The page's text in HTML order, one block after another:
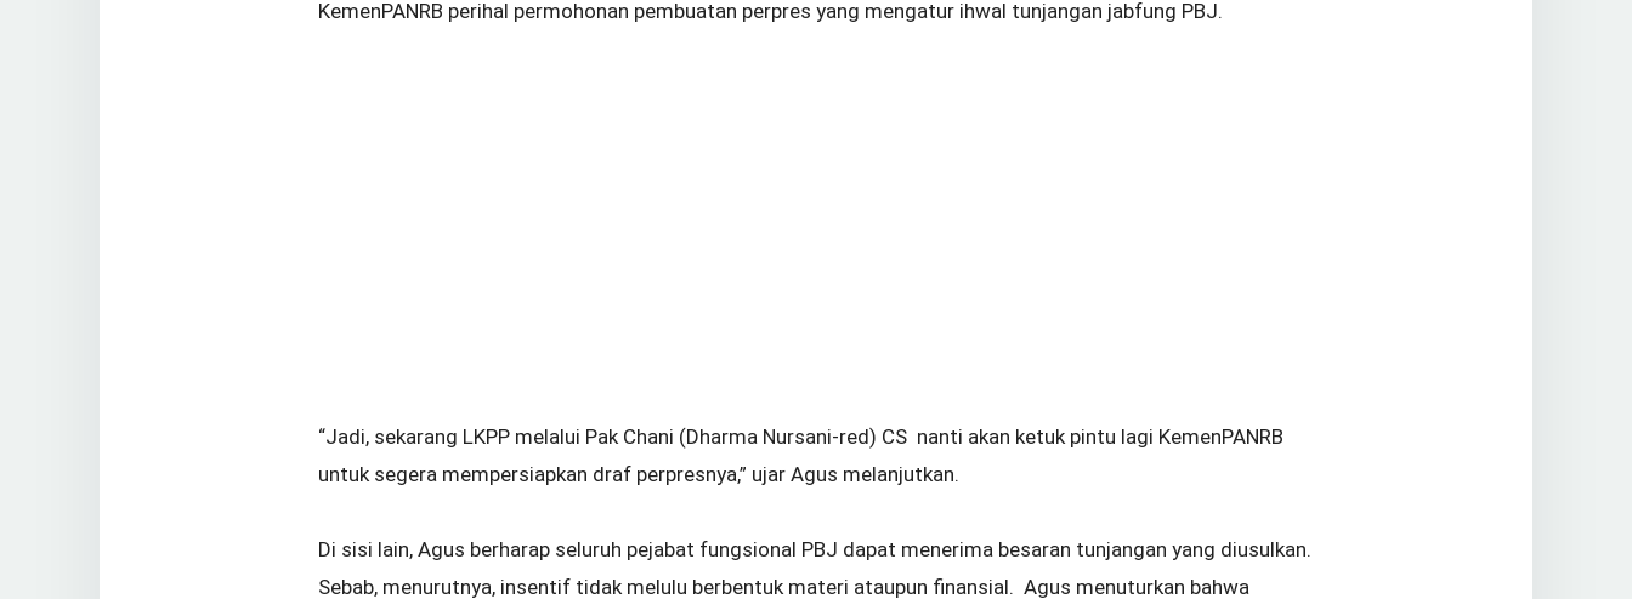
KemenPANRB perihal permohonan pembuatan perpres yang mengatur ihwal tunjangan jabfung PBJ.
“Jadi, sekarang LKPP melalui Pak Chani (Dharma Nursani-red) CS nanti akan ketuk pintu lagi KemenPANRB
untuk segera mempersiapkan draf perpresnya,” ujar Agus melanjutkan.
Di sisi lain, Agus berharap seluruh pejabat fungsional PBJ dapat menerima besaran tunjangan yang diusulkan.
Sebab, menurutnya, insentif tidak melulu berbentuk materi ataupun finansial. Agus menuturkan bahwa